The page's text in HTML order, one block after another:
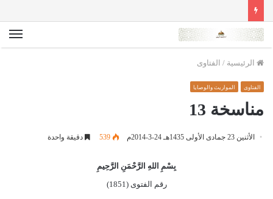
الرئيسية / الفتاوى
الفتاوى المواريث والوصايا
مناسخة 13
الأثنين 23 جمادى الأولى 1435هـ 24-3-2014م 539 دقيقة واحدة
بِسْمِ اللهِ الرَّحْمَنِ الرَّحِيمِ
رقم الفتوى (1851)